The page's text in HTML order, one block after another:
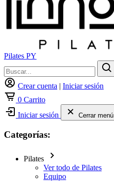
Pilates PY
Crear cuenta | Iniciar sesión
0 Carrito
Iniciar sesión
Cerrar menú
Categorías:
Pilates
Ver todo de Pilates
Equipo